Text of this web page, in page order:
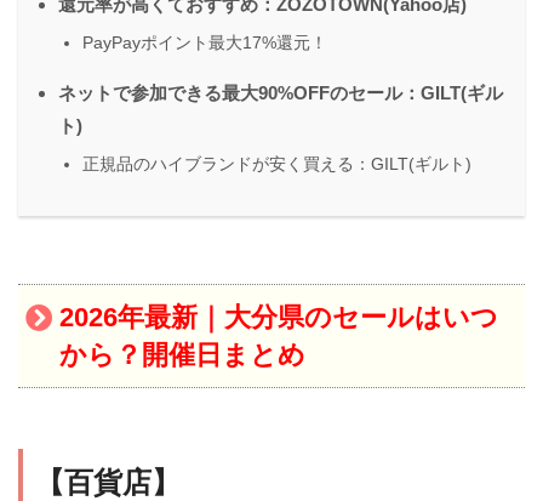
PayPayポイント最大17%還元！
ネットで参加できる最大90%OFFのセール：GILT(ギル
ト)
正規品のハイブランドが安く買える：GILT(ギルト)
2026年最新｜大分県のセールはいつ
から？開催日まとめ
【百貨店】